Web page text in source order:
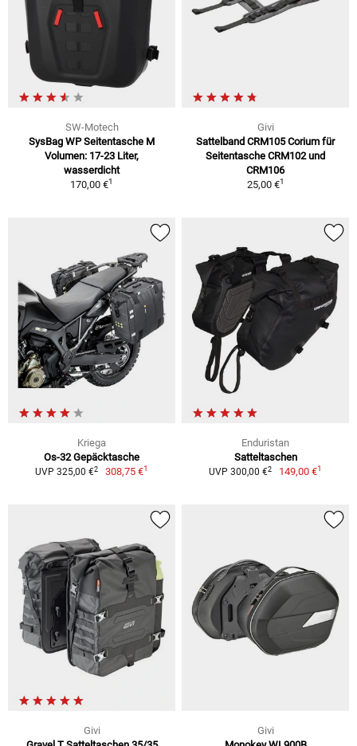
SW-Motech
SysBag WP Seitentasche M
Volumen: 17-23 Liter,
wasserdicht
170,00 €1
Givi
Sattelband CRM105 Corium für
Seitentasche CRM102 und
CRM106
25,00 €1
Kriega
Os-32 Gepäcktasche
UVP 325,00 €2 308,75 €1
Enduristan
Satteltaschen
UVP 300,00 €2 149,00 €1
Givi
Givi